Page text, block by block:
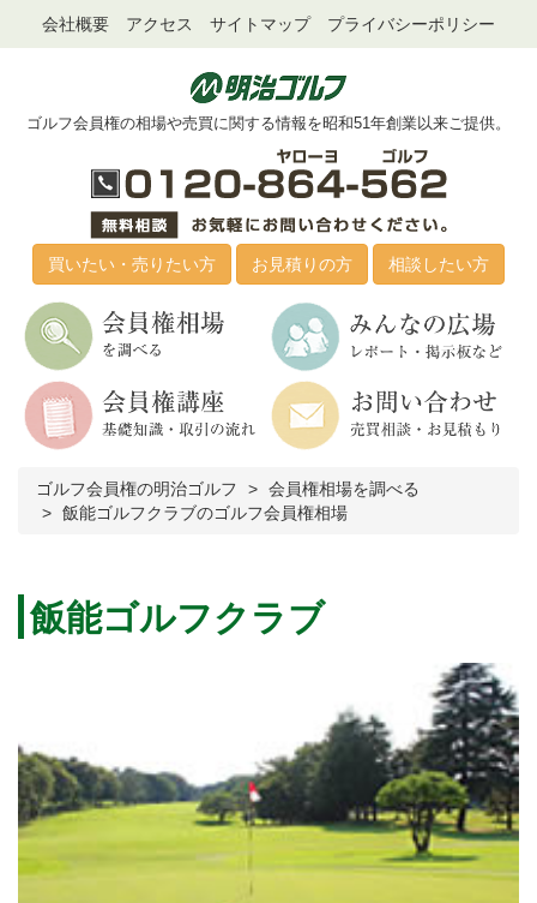
会社概要 アクセス サイトマップ プライバシーポリシー
ゴルフ会員権の相場や売買に関する情報を昭和51年創業以来ご提供。
買いたい・売りたい方 お見積りの方 相談したい方
ゴルフ会員権の明治ゴルフ
会員権相場を調べる
飯能ゴルフクラブのゴルフ会員権相場
飯能ゴルフクラブ